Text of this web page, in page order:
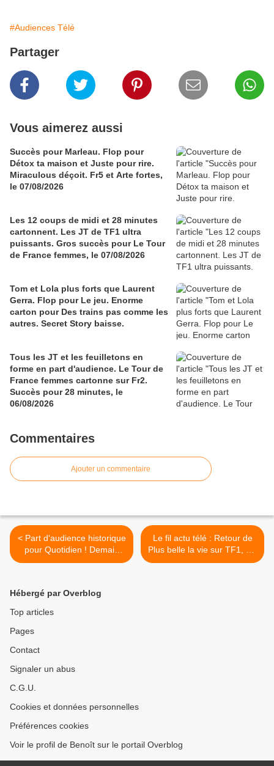
#Audiences Télé
Partager
Vous aimerez aussi
Succès pour Marleau. Flop pour
Détox ta maison et Juste pour rire.
Miraculous déçoit. Fr5 et Arte fortes,
le 07/08/2026
Les 12 coups de midi et 28 minutes
cartonnent. Les JT de TF1 ultra
puissants. Gros succès pour Le Tour
de France femmes, le 07/08/2026
Tom et Lola plus forts que Laurent
Gerra. Flop pour Le jeu. Enorme
carton pour Des trains pas comme les
autres. Secret Story baisse.
Tous les JT et les feuilletons en
forme en part d'audience. Le Tour de
France femmes cartonne sur Fr2.
Succès pour 28 minutes, le
06/08/2026
Commentaires
Ajouter un commentaire
< Part d'audience historique
pour Quotidien ! Demain
nous appartient leader.
Le fil actu télé : Retour de
Plus belle la vie sur TF1, Un
dimanche à la campagne
Hébergé par Overblog
Top articles
Pages
Contact
Signaler un abus
C.G.U.
Cookies et données personnelles
Préférences cookies
Voir le profil de Benoît sur le portail Overblog